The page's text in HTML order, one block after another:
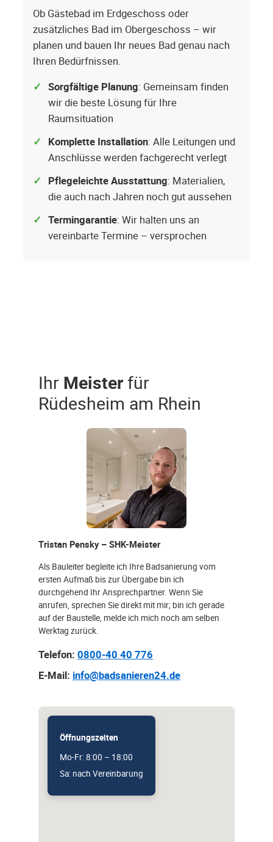
Ob Gästebad im Erdgeschoss oder
zusätzliches Bad im Obergeschoss – wir
planen und bauen Ihr neues Bad genau nach
Ihren Bedürfnissen.
Sorgfältige Planung: Gemeinsam finden
wir die beste Lösung für Ihre
Raumsituation
Komplette Installation: Alle Leitungen und
Anschlüsse werden fachgerecht verlegt
Pflegeleichte Ausstattung: Materialien,
die auch nach Jahren noch gut aussehen
Termingarantie: Wir halten uns an
vereinbarte Termine – versprochen
Ihr Meisterfür
Rüdesheim am Rhein
Tristan Pensky – SHK-Meister
Als Bauleiter begleite ich Ihre Badsanierung vom
ersten Aufmaß bis zur Übergabe bin ich
durchgehend Ihr Ansprechpartner. Wenn Sie
anrufen, sprechen Sie direkt mit mir; bin ich gerade
auf der Baustelle, melde ich mich noch am selben
Werktag zurück.
Telefon: 0800-40 40 776
E-Mail: info@badsanieren24.de
Öffnungszeiten
Mo-Fr: 8:00 – 18:00
Sa: nach Vereinbarung